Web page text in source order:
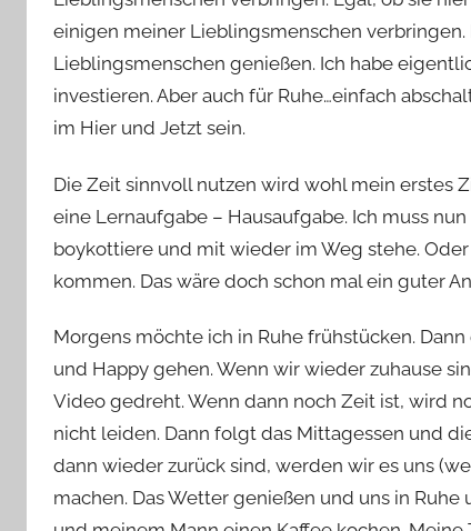
einigen meiner Lieblingsmenschen
Lieblingsmenschen genießen. Ich habe
investieren. Aber auch für Ruhe…einfach
im Hier und Jetzt sein.
Die Zeit sinnvoll nutzen wird wohl mein erstes
eine Lernaufgabe – Hausaufgabe. Ich muss
boykottiere und mit wieder im Weg stehe.
kommen. Das wäre doch schon mal ein guter
Morgens möchte ich in Ruhe frühstücken.
und Happy gehen. Wenn wir wieder zuhause
Video gedreht. Wenn dann noch Zeit ist, wird
nicht leiden. Dann folgt das Mittagessen und
dann wieder zurück sind, werden wir es uns
machen. Das Wetter genießen und uns in